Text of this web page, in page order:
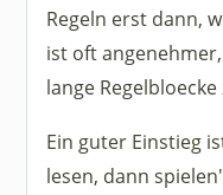
Regeln erst dann,
ist oft
lange Regelbloecke
Ein guter Einstieg
lesen, dann